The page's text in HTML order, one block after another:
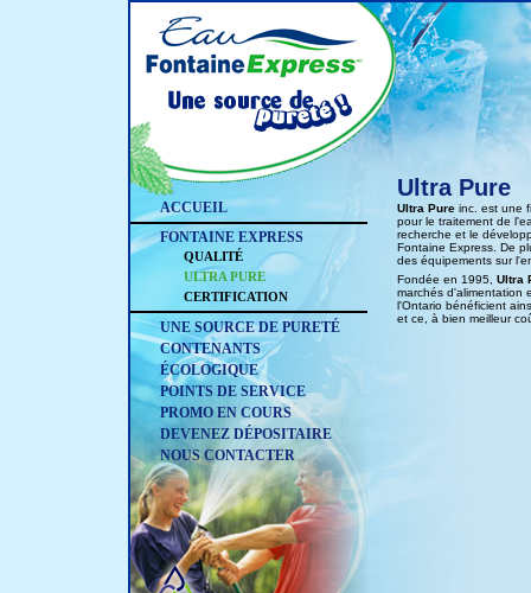
ACCUEIL
FONTAINE EXPRESS
QUALITÉ
ULTRA PURE
CERTIFICATION
UNE SOURCE DE PURETÉ
CONTENANTS
ÉCOLOGIQUE
POINTS DE SERVICE
PROMO EN COURS
DEVENEZ DÉPOSITAIRE
NOUS CONTACTER
Ultra Pure
Ultra Pure inc. est une
pour le traitement de
recherche et le
Fontaine Express. De
des équipements sur
Fondée en 1995, Ultra
marchés d'alimentation
l'Ontario bénéficient
et ce, à bien meilleur